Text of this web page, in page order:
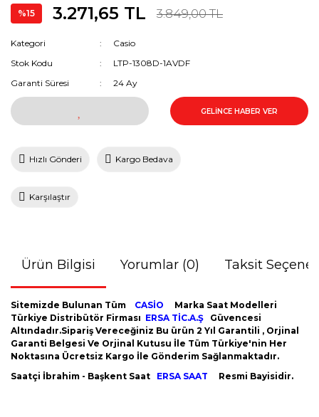
%15 3.271,65 TL 3.849,00 TL
Kategori
Casio
Stok Kodu
LTP-1308D-1AVDF
Garanti Süresi
24 Ay
GELİNCE HABER VER
Hızlı Gönderi Kargo Bedava
Karşılaştır
Ürün Bilgisi Yorumlar (0) Taksit
Sitemizde Bulunan Tüm CASİO
Marka Saat Modelleri
Türkiye Distribütör Firması ERSA TİC.A.Ş
Güvencesi
Altındadır.Sipariş Vereceğiniz Bu ürün 2 Yıl Garantili , Orjinal
Garanti Belgesi Ve Orjinal Kutusu İle Tüm Türkiye'nin Her
Noktasına Ücretsiz Kargo İle Gönderim Sağlanmaktadır.
Saatçi İbrahim - Başkent Saat ERSA SAAT Resmi Bayisidir.